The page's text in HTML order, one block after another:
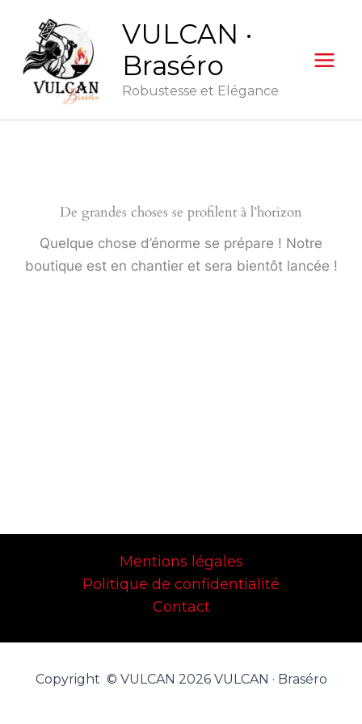
contenu
VULCAN ·
Braséro
Robustesse et Elégance
De grandes choses se profilent à l’horizon
Quelque chose d’énorme se prépare ! Notre
boutique est en chantier et sera bientôt lancée !
Mentions légales
Politique de confidentialité
Contact
Copyright © VULCAN 2026 VULCAN · Braséro